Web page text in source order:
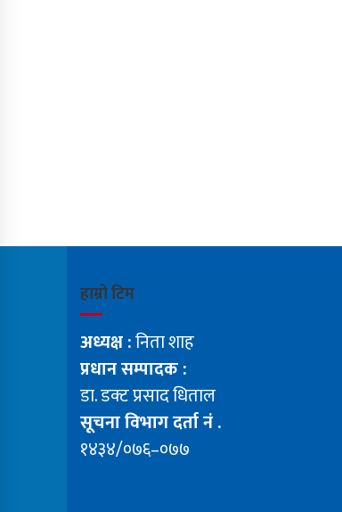
हाम्रो टिम
अध्यक्ष :निता शाह
प्रधान सम्पादक :
डा. डक्ट प्रसाद धिताल
सूचना विभाग दर्ता नं .
१४३४/०७६–०७७